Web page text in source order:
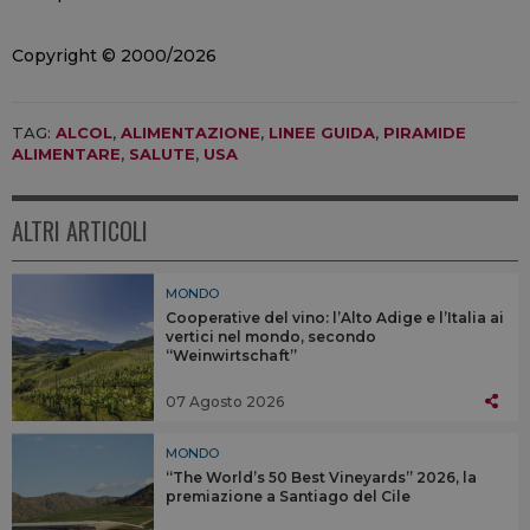
Copyright © 2000/2026
TAG: ALCOL, ALIMENTAZIONE, LINEE GUIDA, PIRAMIDE
ALIMENTARE, SALUTE, USA
ALTRI ARTICOLI
MONDO
Cooperative del vino: l’Alto Adige e l’Italia ai
vertici nel mondo, secondo
“Weinwirtschaft”
07 Agosto 2026
MONDO
“The World’s 50 Best Vineyards” 2026, la
premiazione a Santiago del Cile